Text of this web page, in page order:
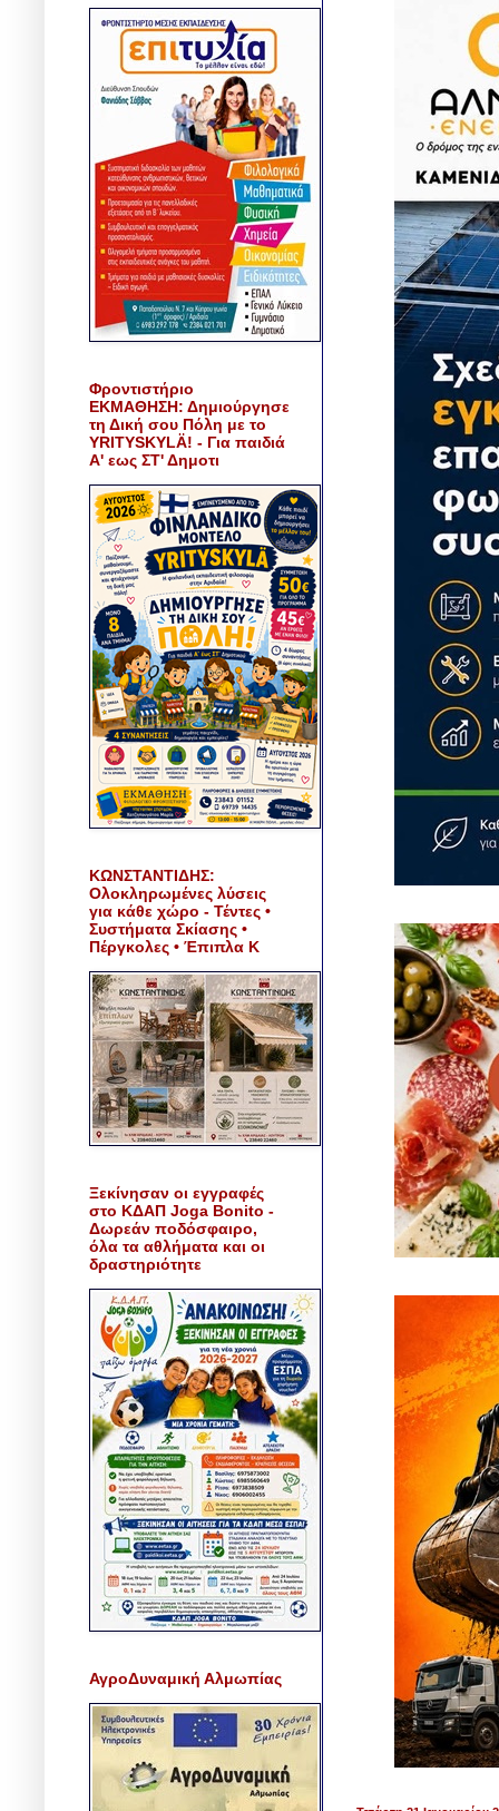
Φροντιστήριο
ΕΚΜΑΘΗΣΗ: Δημιούργησε
τη Δική σου Πόλη με το
YRITYSKYLÄ! - Για παιδιά
Α' εως ΣΤ' Δημοτι
ΚΩΝΣΤΑΝΤΙΔΗΣ:
Ολοκληρωμένες λύσεις
για κάθε χώρο - Τέντες •
Συστήματα Σκίασης •
Πέργκολες • Έπιπλα Κ
Ξεκίνησαν οι εγγραφές
στο ΚΔΑΠ Joga Bonito -
Δωρεάν ποδόσφαιρο,
όλα τα αθλήματα και οι
δραστηριότητε
ΑγροΔυναμική Αλμωπίας